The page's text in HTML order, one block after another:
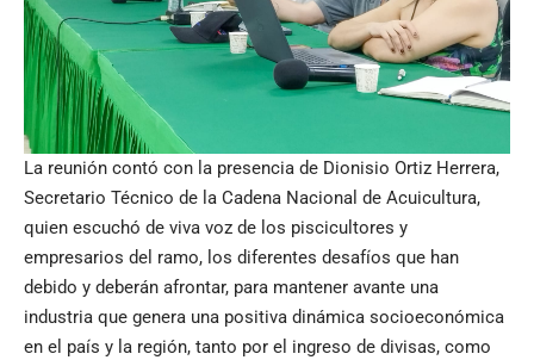
La reunión contó con la presencia de Dionisio Ortiz Herrera,
Secretario Técnico de la Cadena Nacional de Acuicultura,
quien escuchó de viva voz de los piscicultores y
empresarios del ramo, los diferentes desafíos que han
debido y deberán afrontar, para mantener avante una
industria que genera una positiva dinámica socioeconómica
en el país y la región, tanto por el ingreso de divisas, como